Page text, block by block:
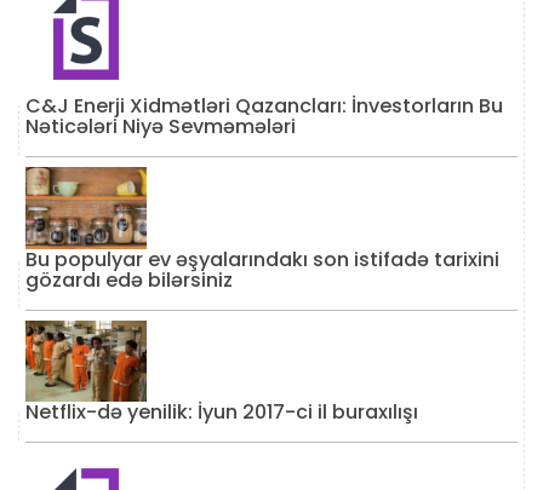
C&J Enerji Xidmətləri Qazancları: İnvestorların Bu
Nəticələri Niyə Sevməmələri
Bu populyar ev əşyalarındakı son istifadə tarixini
gözardı edə bilərsiniz
Netflix-də yenilik: İyun 2017-ci il buraxılışı